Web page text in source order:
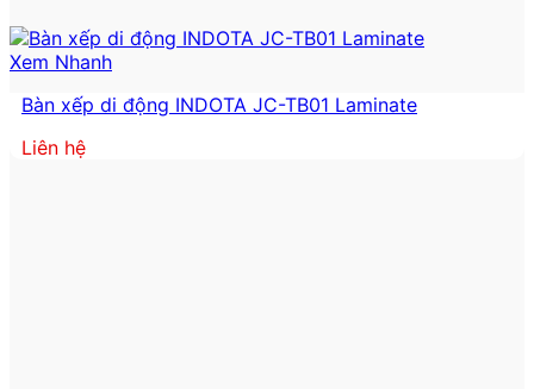
Xem Nhanh
Bàn xếp di động INDOTA JC-TB01 Laminate
Liên hệ